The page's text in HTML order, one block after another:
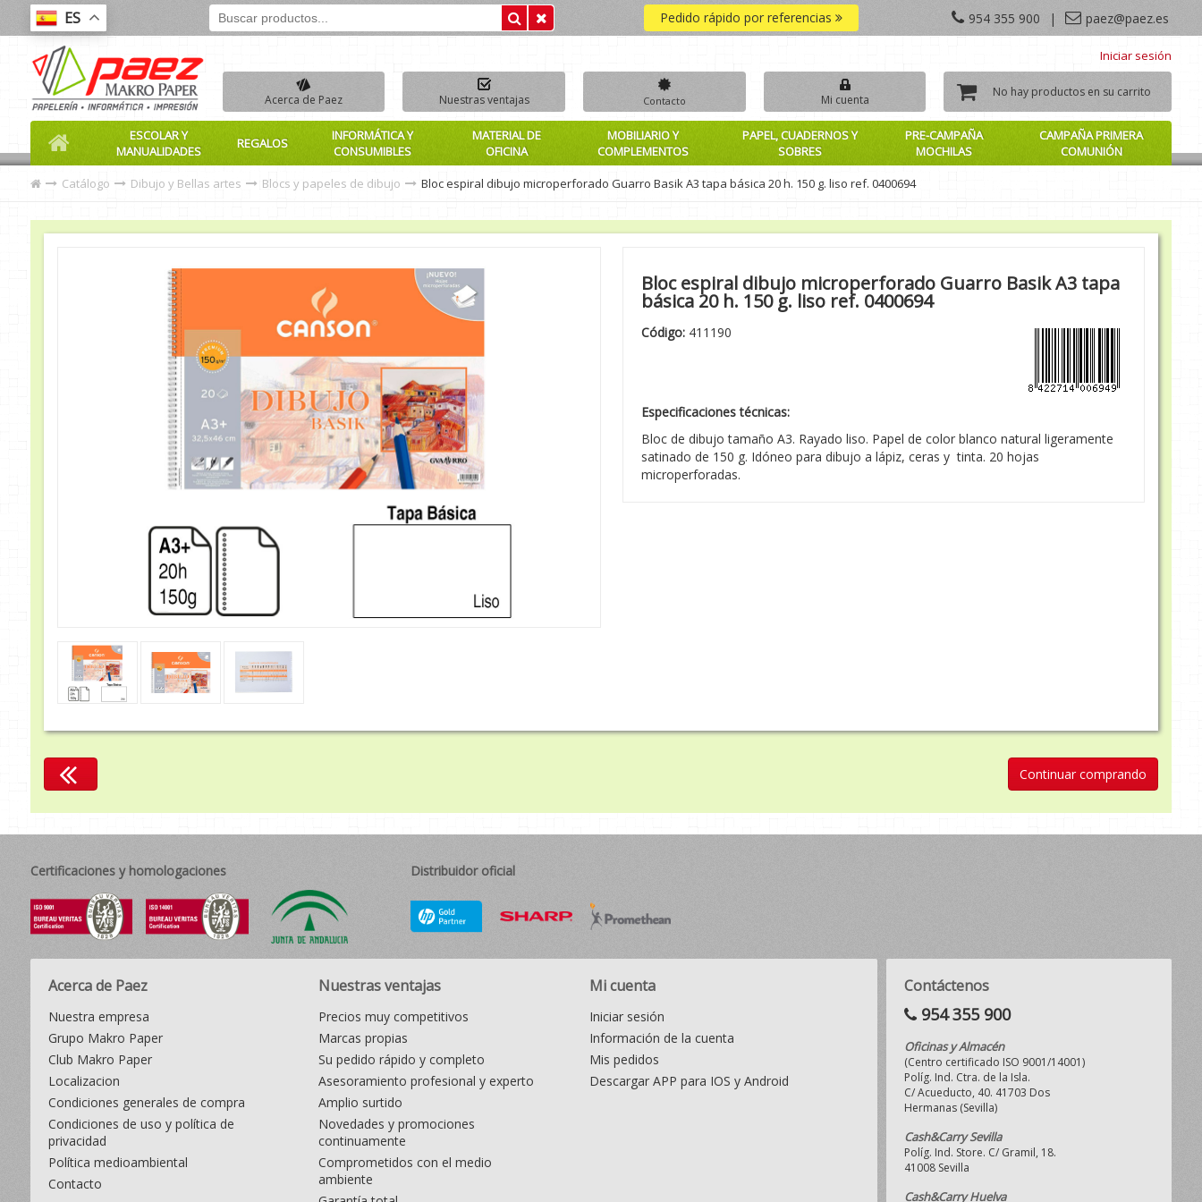
ES 954 355 900 | paez@paez.es
Pedido rápido por referencias
Iniciar sesión
Acerca de Paez Nuestras ventajas Contacto Mi cuenta
No hay productos en su carrito
ESCOLAR Y
MANUALIDADES
REGALOS
INFORMÁTICA Y
CONSUMIBLES
MATERIAL DE
OFICINA
MOBILIARIO Y
COMPLEMENTOS
PAPEL, CUADERNOS Y
SOBRES
PRE-CAMPAÑA
MOCHILAS
CAMPAÑA PRIMERA
COMUNIÓN
Catálogo
Dibujo y Bellas artes Blocs y papeles de dibujo Bloc espiral dibujo microperforado Guarro Basik A3 tapa básica 20 h. 150 g. liso ref. 0400694
Bloc espiral dibujo microperforado Guarro Basik A3 tapa
básica 20 h. 150 g. liso ref. 0400694
Código: 411190
Especificaciones técnicas:
Bloc de dibujo tamaño A3. Rayado liso. Papel de color blanco natural ligeramente
satinado de 150 g. Idóneo para dibujo a lápiz, ceras y tinta. 20 hojas
microperforadas.
Continuar comprando
Certificaciones y homologaciones Distribuidor oficial
Acerca de Paez
Nuestra empresa
Grupo Makro Paper
Club Makro Paper
Localizacion
Condiciones generales de compra
Condiciones de uso y política de
privacidad
Política medioambiental
Contacto
Nuestras ventajas
Precios muy competitivos
Marcas propias
Su pedido rápido y completo
Asesoramiento profesional y experto
Amplio surtido
Novedades y promociones
continuamente
Comprometidos con el medio
ambiente
Mi cuenta
Iniciar sesión
Información de la cuenta
Mis pedidos
Descargar APP para IOS y Android
Contáctenos
954 355 900
Oficinas y Almacén
(Centro certificado ISO 9001/14001)
Políg. Ind. Ctra. de la Isla.
C/ Acueducto, 40. 41703 Dos
Hermanas (Sevilla)
Cash&Carry Sevilla
Políg. Ind. Store. C/ Gramil, 18.
41008 Sevilla
Cash&Carry Huelva